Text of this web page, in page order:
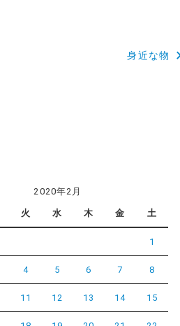
身近な物
2020年2月
火 水 木 金 土
1
4 5 6 7 8
11 12 13 14 15